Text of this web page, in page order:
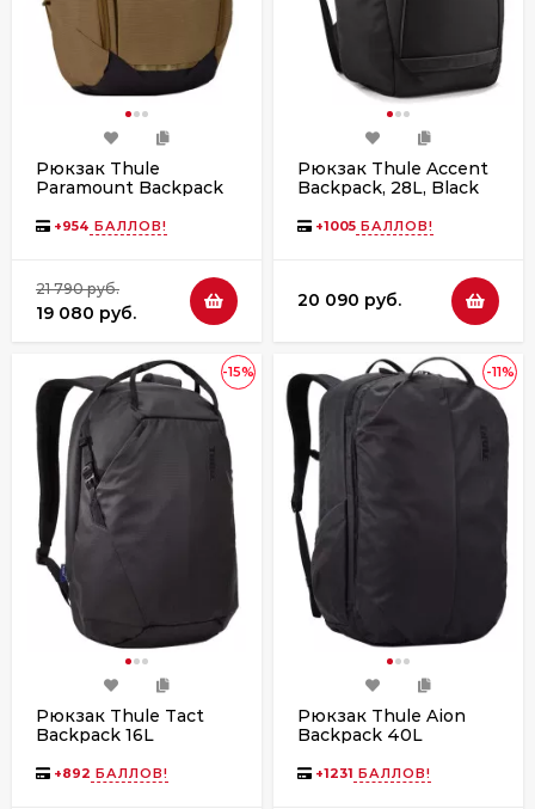
Рюкзак Thule
Paramount Backpack
+954 БАЛЛОВ!
21 790 руб.
19 080 руб.
Рюкзак Thule Accent
Backpack, 28L, Black
+1005 БАЛЛОВ!
20 090 руб.
-15%
Рюкзак Thule Tact
Backpack 16L
+892 БАЛЛОВ!
-11%
Рюкзак Thule Aion
Backpack 40L
+1231 БАЛЛОВ!